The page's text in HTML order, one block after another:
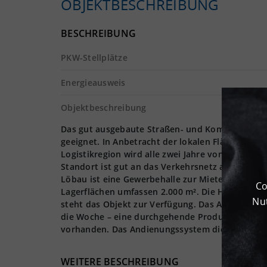
OBJEKTBESCHREIBUNG
BESCHREIBUNG
PKW-Stellplätze
Energieausweis
Objektbeschreibung
Das gut ausgebaute Straßen- und
geeignet. In Anbetracht der lokalen
Logistikregion wird alle zwei Jahre von der
Standort ist gut an das Verkehrsnetz
Löbau ist eine Gewerbehalle zur Miete
Lagerflächen umfassen 2.000 m². Die Halle
steht das Objekt zur Verfügung. Das Areal
die Woche – eine durchgehende Produktion ist
vorhanden. Das Andienungssystem dieser
WEITERE BESCHREIBUNG